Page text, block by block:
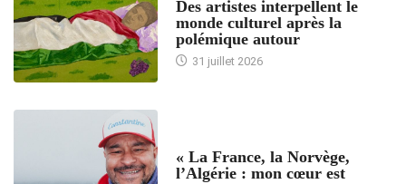
Des artistes interpellent le
monde culturel après la
polémique autour
31 juillet 2026
« La France, la Norvège,
l’Algérie : mon cœur est